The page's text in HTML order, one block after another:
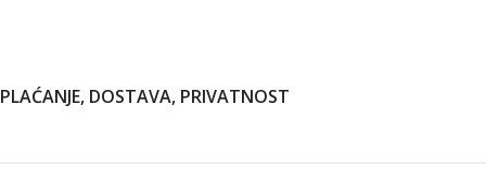
PLAĆANJE, DOSTAVA, PRIVATNOST